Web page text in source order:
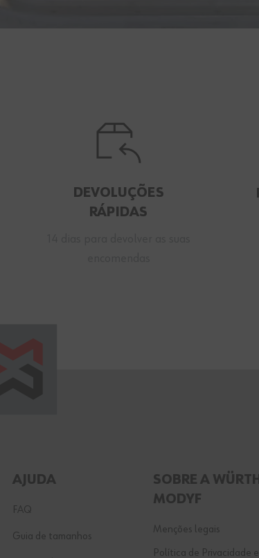
DEVOLUÇÕES
RÁPIDAS
AJUDA
FAQ
Guia de tamanhos
SOBRE A WÜRTH
MODYF
Menções legais
Política de Privacidade e